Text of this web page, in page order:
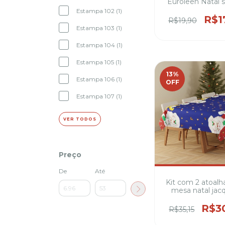
Estampa 102 (1)
Estampa 103 (1)
Estampa 104 (1)
Estampa 105 (1)
Estampa 106 (1)
Estampa 107 (1)
VER TODOS
Preço
De Até
100% poliéster
cadeiras (
R$19,90
13%
OFF
Kit com 2
mesa natal
largura 100%
4,6 e 8 cadeiras
R$35,15